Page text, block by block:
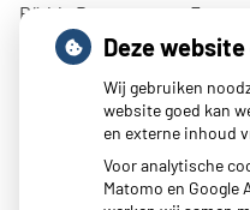
Rädda Barnenstraat 7
4695BJ Sint-Maartensdijk
0166 662400
Deze
Wij gebruiken
website goed kan
en externe inhoud
Voor analytische
Matomo en Google